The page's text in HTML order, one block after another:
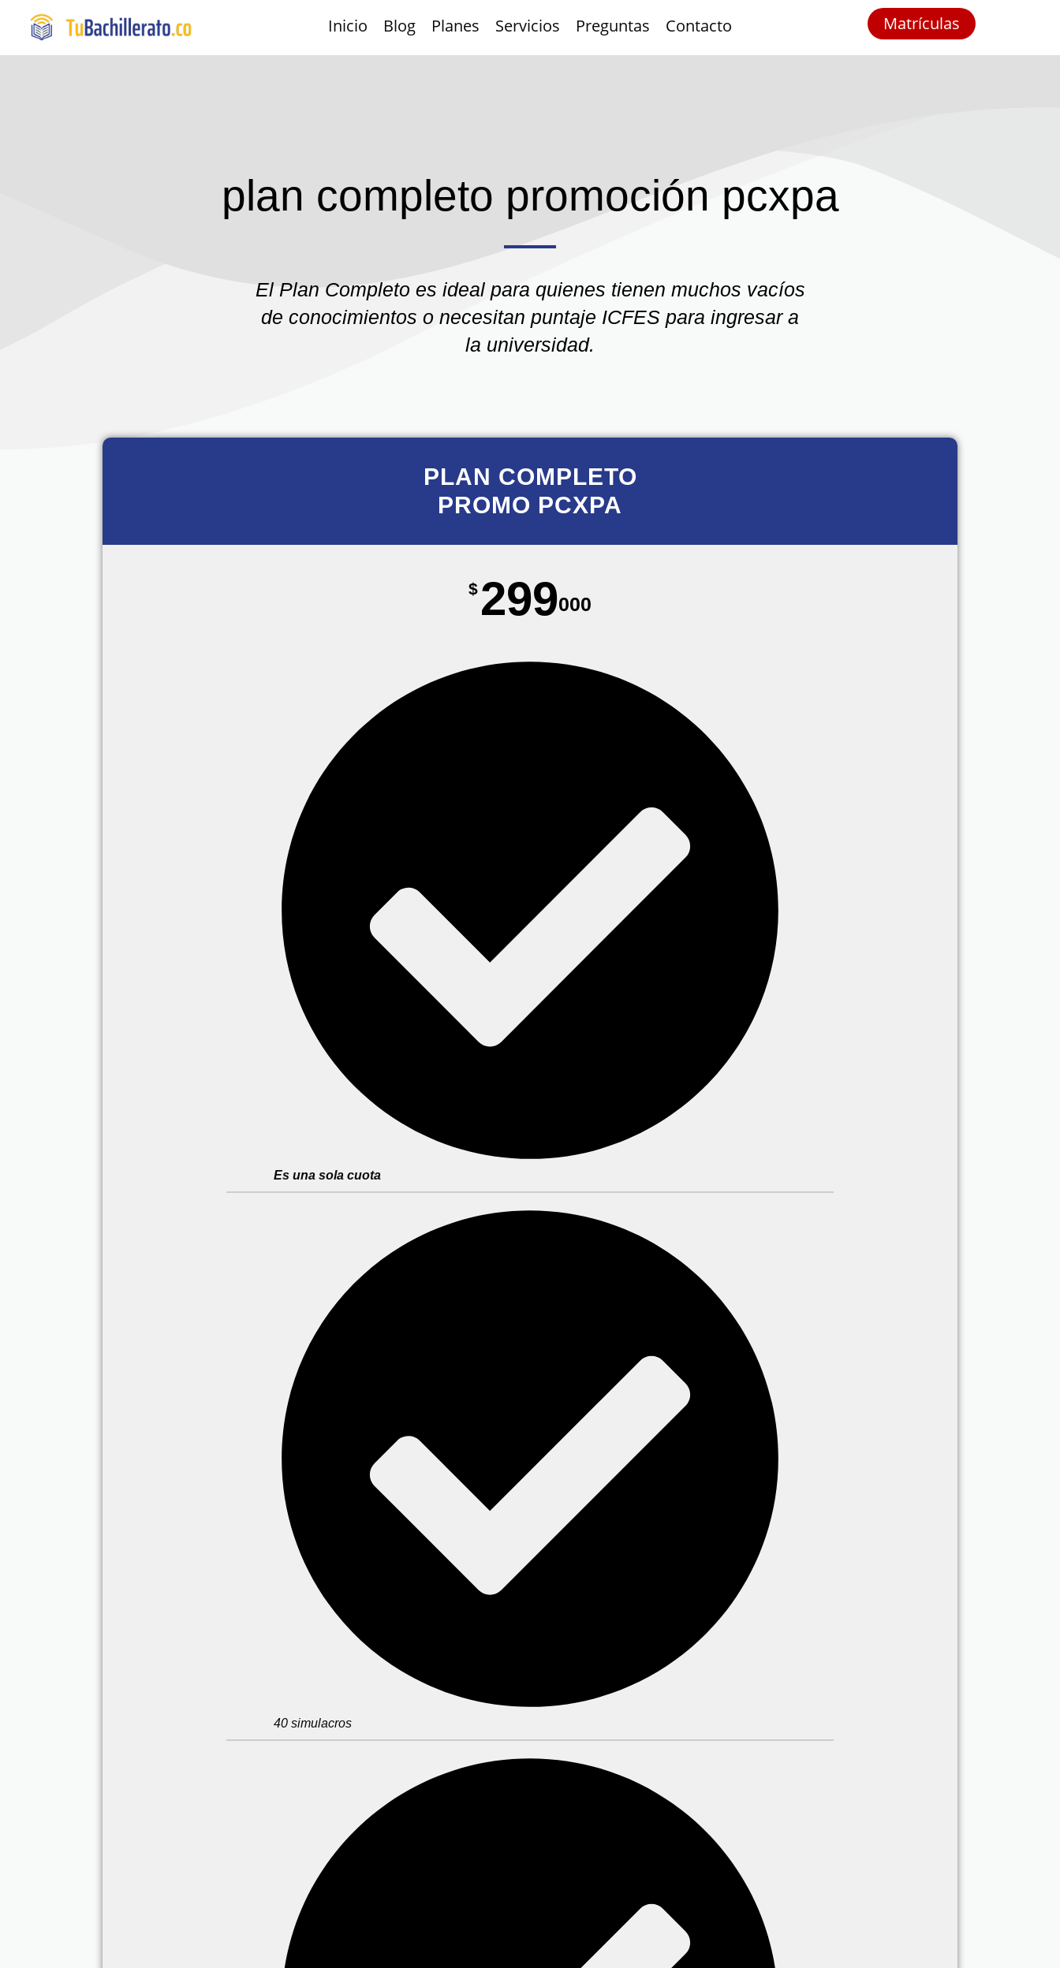
Inicio Blog Planes Servicios Preguntas Contacto Matrículas
plan completo promoción pcxpa
El Plan Completo es ideal para quienes tienen muchos vacíos
de conocimientos o necesitan puntaje ICFES para ingresar a
la universidad.
PLAN COMPLETO
PROMO PCXPA
$ 299000
Es una sola cuota
40 simulacros